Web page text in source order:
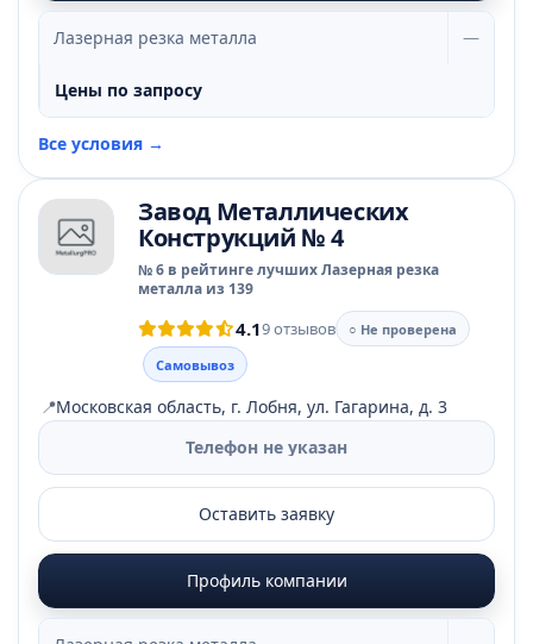
Лазерная резка металла —
Цены по запросу
Все условия →
Завод Металлических
Конструкций № 4
№ 6 в рейтинге лучших Лазерная резка
металла из 139
4.19 отзывов
○ Не проверена
Самовывоз
📍Московская область, г. Лобня, ул. Гагарина, д. 3
Телефон не указан
Оставить заявку
Профиль компании